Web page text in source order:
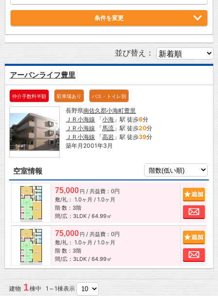
条件を変更
並び替え：
アーバンライフ豊里
仲介手数料半額 駐車場あり バス・トイレ別
長野県南佐久郡小海町豊里
ＪＲ小海線 「小海 」駅 徒歩6分
ＪＲ小海線 「馬流 」駅 徒歩20分
ＪＲ小海線 「高岩 」駅 徒歩39分
築年月2001年3月
空室情報
75,000 円 / 共益費：0円
敷/礼： 1.0ヶ月 / 1.0ヶ月
階 数：3階
間/広：3LDK / 64.99㎡
お
75,000 円 / 共益費：0円
敷/礼： 1.0ヶ月 / 1.0ヶ月
階 数：3階
間/広：3LDK / 64.99㎡
お
建物 1棟中 1～1棟表示